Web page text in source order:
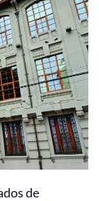
de